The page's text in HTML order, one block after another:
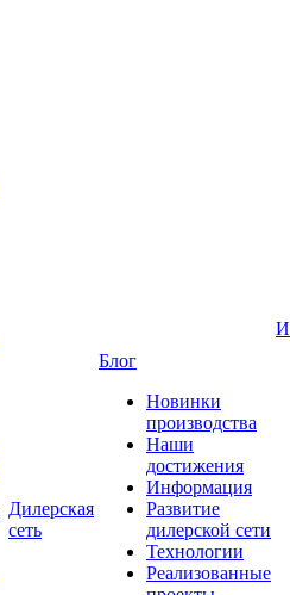
Дилерская
сеть
Блог
Новинки
производства
Наши
достижения
Информация
Развитие
дилерской сети
Технологии
Реализованные